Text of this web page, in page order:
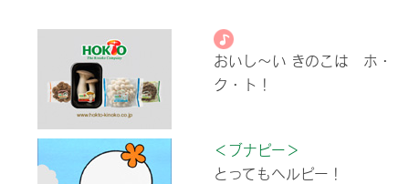
おいし～い きのこは ホ・
ク・ト！
＜ブナピー＞
とってもヘルピー！